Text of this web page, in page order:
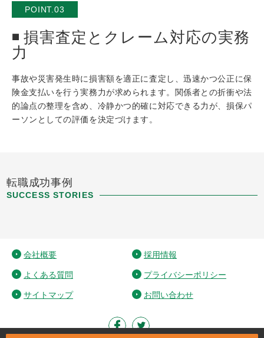
POINT.03
損害査定とクレーム対応の実務
力
事故や災害発生時に損害額を適正に査定し、迅速かつ公正に保
険金支払いを行う実務力が求められます。関係者との折衝や法
的論点の整理を含め、冷静かつ的確に対応できる力が、損保パ
ーソンとしての評価を決定づけます。
転職成功事例
SUCCESS STORIES
会社概要 採用情報
よくある質問 プライバシーポリシー
サイトマップ お問い合わせ